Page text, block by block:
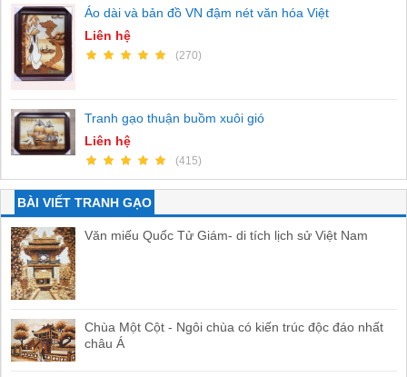
Áo dài và bản đồ VN đậm nét văn hóa Việt
Liên hệ
(270)
Tranh gạo thuận buồm xuôi gió
Liên hệ
(415)
BÀI VIẾT TRANH GẠO
Văn miếu Quốc Tử Giám- di tích lịch sử Việt Nam
Chùa Một Cột - Ngôi chùa có kiến trúc độc đáo nhất
châu Á